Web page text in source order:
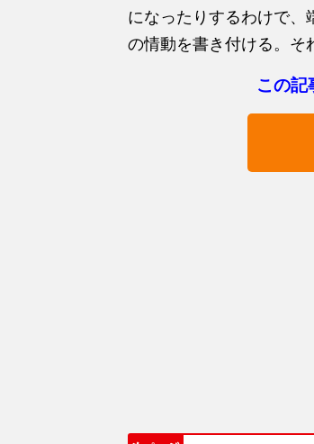
になったりするわけで、
の情動を書き付ける。そ
この記